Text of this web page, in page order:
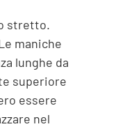
stretto.
maniche
lunghe da
superiore
essere
nel